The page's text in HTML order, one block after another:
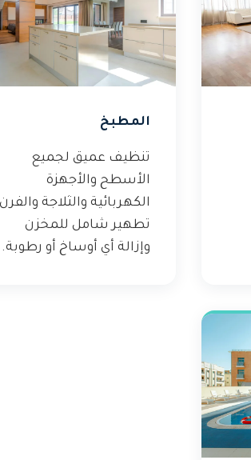
المطبخ
تنظيف عميق لجميع
الأسطح والأجهزة
الكهربائية والثلاجة
تطهير شامل للمخزن
وإزالة أي أوساخ أو رطوبة.